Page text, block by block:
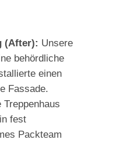
(After): Unsere
behördliche
einen
Fassade.
fest
Packteam